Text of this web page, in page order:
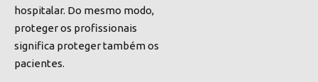
hospitalar. Do mesmo modo,
proteger os profissionais
significa proteger também os
pacientes.